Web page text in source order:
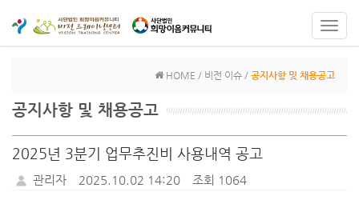
HOME / 비전 이슈 / 공지사항 및 채용공고
공지사항 및 채용공고
2025년 3분기 업무추진비 사용내역 공고
관리자 2025.10.02 14:20 조회 1064